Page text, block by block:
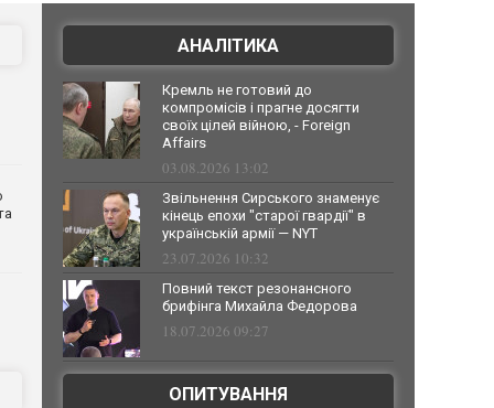
АНАЛІТИКА
Кремль не готовий до
компромісів і прагне досягти
своїх цілей війною, - Foreign
Affairs
03.08.2026 13:02
Звільнення Сирського знаменує
кінець епохи "старої гвардії" в
українській армії — NYT
23.07.2026 10:32
Повний текст резонансного
брифінга Михайла Федорова
18.07.2026 09:27
ОПИТУВАННЯ